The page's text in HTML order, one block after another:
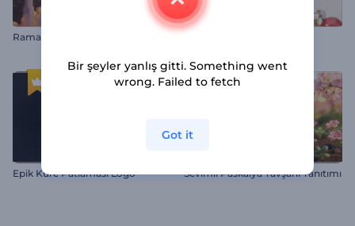
Ramazan Coşkusu Giriş Videosu
Epik Küre Patlaması Logo Sevimli Paskalya Tavşanı Tanıtımı
Bir şeyler yanlış gitti. Something went
wrong. Failed to fetch
Got it